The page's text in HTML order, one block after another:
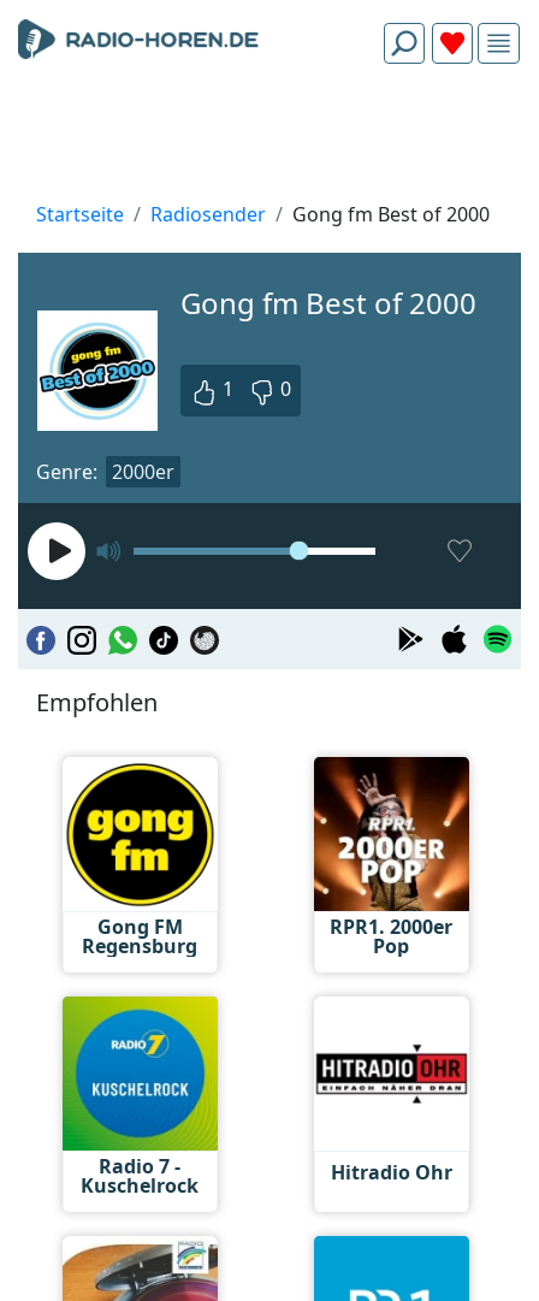
Startseite Radiosender Gong fm Best of 2000
Gong fm Best of 2000
1 0
Genre: 2000er
Empfohlen
Gong FM
Regensburg
RPR1. 2000er
Pop
Radio 7 -
Kuschelrock Hitradio Ohr